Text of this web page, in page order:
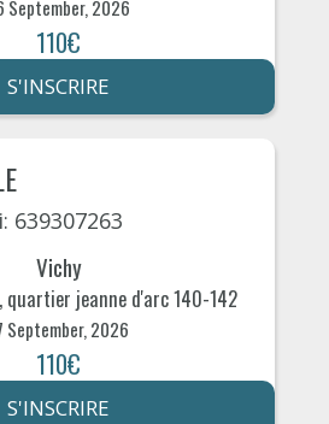
September, 2026
110€
S'INSCRIRE
639307263
Vichy
quartier jeanne d'arc 140-142
September, 2026
110€
S'INSCRIRE